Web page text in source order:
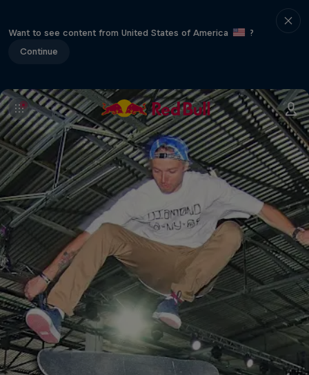
Want to see content from United States of America
?
Continue